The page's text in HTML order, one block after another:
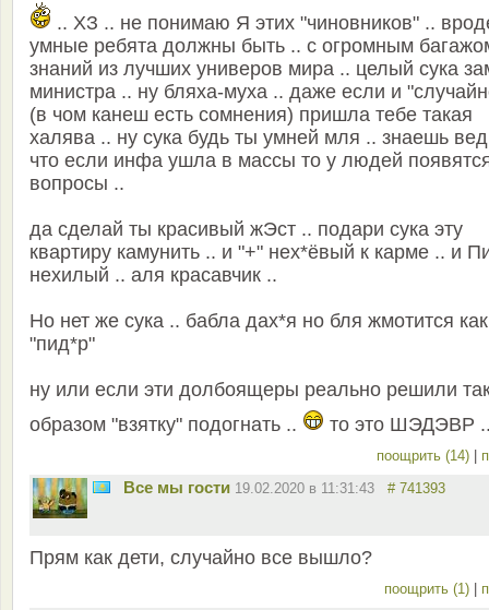
.. ХЗ .. не понимаю Я этих "чиновников" ..
умные ребята должны быть .. с огромным
знаний из лучших универов мира .. целый сука
министра .. ну бляха-муха .. даже если и
(в чом канеш есть сомнения) пришла тебе такая
халява .. ну сука будь ты умней мля .. знаешь
что если инфа ушла в массы то у людей
вопросы ..
да сделай ты красивый жЭст .. подари сука эту
квартиру камунить .. и "+" нех*ёвый к карме .. и
нехилый .. аля красавчик ..
Но нет же сука .. бабла дах*я но бля жмотится как
"пид*р"
ну или если эти долбоящеры реально решили
образом "взятку" подогнать ..
то это ШЭДЭВР
поощрить (14)
Все мы гости 19.02.2020 в 11:31:43 # 741393
Прям как дети, случайно все вышло?
поощрить (1)